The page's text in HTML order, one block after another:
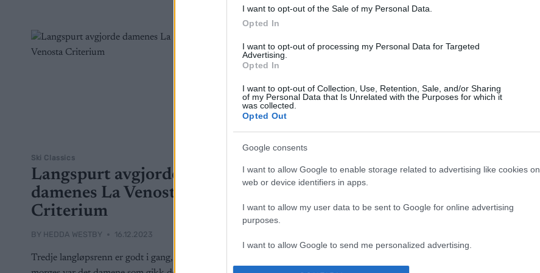
I want to opt-out of the Sale of my Personal Data.
Opted In
I want to opt-out of processing my Personal Data for Targeted
Advertising.
Opted In
I want to opt-out of Collection, Use, Retention, Sale, and/or Sharing
of my Personal Data that Is Unrelated with the Purposes for which it
was collected.
Opted Out
Google consents
I want to allow Google to enable storage related to advertising like cookies on
web or device identifiers in apps.
I want to allow my user data to be sent to Google for online advertising
purposes.
I want to allow Google to send me personalized advertising.
Ski Classics
Langspurt avgjorde
damenes La Venosta
Criterium
BY HEDDA WESTBY 16.12.2023
Tredje langløpsrenn er godt i gang, og i
Dette er Team
sesong